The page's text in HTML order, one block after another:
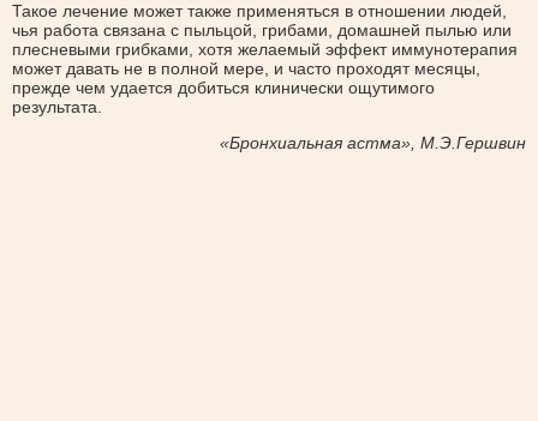
Такое лечение может также применяться в отношении людей,
чья работа связана с пыльцой, грибами, домашней пылью или
плесневыми грибками, хотя желаемый эффект иммунотерапия
может давать не в полной мере, и часто проходят месяцы,
прежде чем удается добиться клинически ощутимого
результата.
«Бронхиальная астма», М.Э.Гершвин